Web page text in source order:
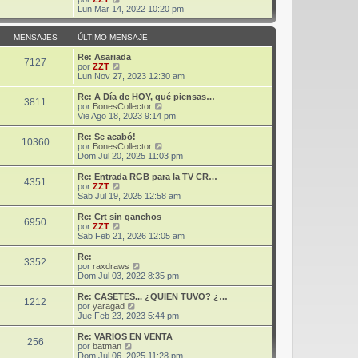
m
e
n
s
a
t
m
m
s
j
e
e
r
ú
l
t
i
o
m
e
n
s
j
e
Lun Mar 14, 2022 10:20 pm
MENSAJES ÚLTIMO MENSAJE
7127
Re: Asariada
por ZZT
e
r
ú
l
t
m
o
m
e
s
e
Lun Nov 27, 2023 12:30 am
3811
Re: A Día de HOY, qué piensas…
por BonesCollector
e
r
t
o
m
e
j
e
Vie Ago 18, 2023 9:14 pm
10360
Re: Se acabó!
por BonesCollector
e
r
ú
t
m
e
j
e
Dom Jul 20, 2025 11:03 pm
4351
Re: Entrada RGB para la TV CR…
por ZZT
e
r
ú
m
e
s
a
j
e
Sab Jul 19, 2025 12:58 am
6950
Re: Crt sin ganchos
por ZZT
r
l
t
i
m
o
m
e
s
a
Sab Feb 21, 2026 12:05 am
3352
Re:
por raxdraws
e
r
t
m
o
m
Dom Jul 03, 2022 8:35 pm
1212
Re: CASETES... ¿QUIEN TUVO? ¿…
por yaragad
e
r
ú
t
Jue Feb 23, 2023 5:44 pm
256
Re: VARIOS EN VENTA
por batman
e
Dom Jul 06, 2025 11:28 pm